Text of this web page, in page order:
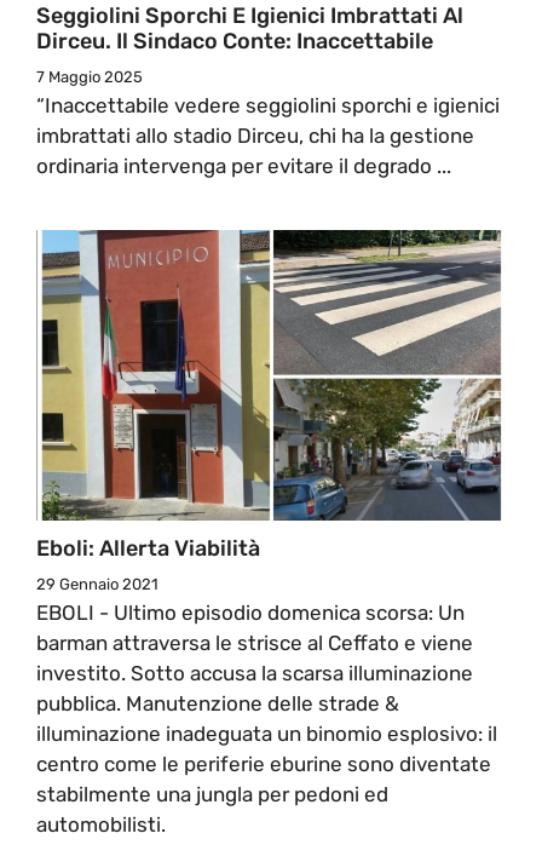
Seggiolini Sporchi E Igienici Imbrattati Al
Dirceu. Il Sindaco Conte: Inaccettabile
7 Maggio 2025
“Inaccettabile vedere seggiolini sporchi e igienici
imbrattati allo stadio Dirceu, chi ha la gestione
ordinaria intervenga per evitare il degrado ...
Eboli: Allerta Viabilità
29 Gennaio 2021
EBOLI - Ultimo episodio domenica scorsa: Un
barman attraversa le strisce al Ceffato e viene
investito. Sotto accusa la scarsa illuminazione
pubblica. Manutenzione delle strade &
illuminazione inadeguata un binomio esplosivo: il
centro come le periferie eburine sono diventate
stabilmente una jungla per pedoni ed
automobilisti.